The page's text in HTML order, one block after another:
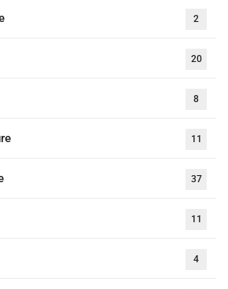
2
20
8
11
37
11
4